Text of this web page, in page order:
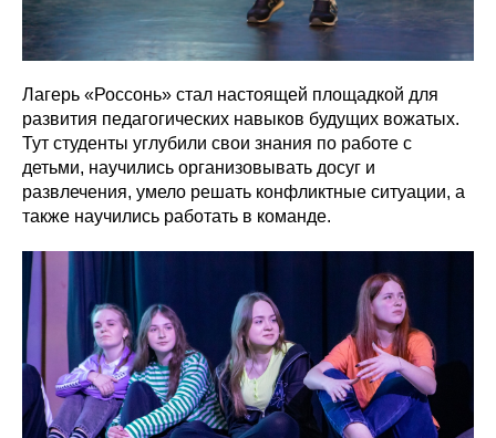
Лагерь «Россонь» стал настоящей площадкой для
развития педагогических навыков будущих вожатых.
Тут студенты углубили свои знания по работе с
детьми, научились организовывать досуг и
развлечения, умело решать конфликтные ситуации, а
также научились работать в команде.